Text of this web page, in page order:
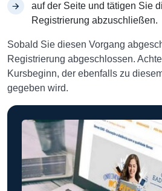
auf der Seite und tätigen Sie
Registrierung abzuschließen.
Sobald Sie diesen Vorgang
Registrierung abgeschlossen.
Kursbeginn, der ebenfalls zu
gegeben wird.